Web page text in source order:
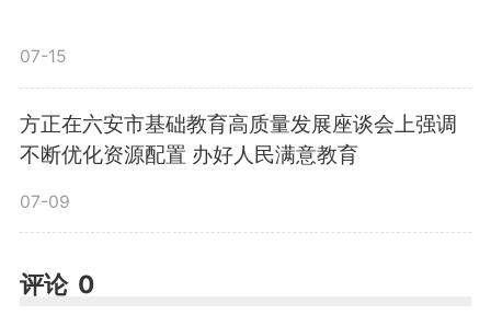
会长、安徽农业大学教授余林生告
诉记者：“虽然金寨县森林覆盖率
超80%，蜜源丰富，但养蜂技术长
期停留在‘靠天吃饭’阶段。我们建
立了22个示范基地，从皖南引进
07-15
方正在六安市基础教育高质量发展座谈会上强调
不断优化资源配置 办好人民满意教育
07-09
评论 0